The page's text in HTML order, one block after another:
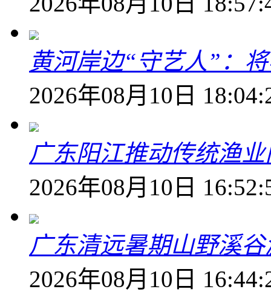
黄河岸边“守艺人”：
2026年08月10日
广东阳江推动传统渔
2026年08月10日
广东清远暑期山野溪
2026年08月10日